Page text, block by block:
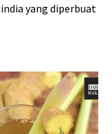
yang diperbuat